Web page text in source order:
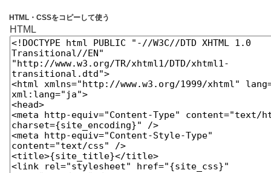
HTML・CSSをコピーして使う
HTML